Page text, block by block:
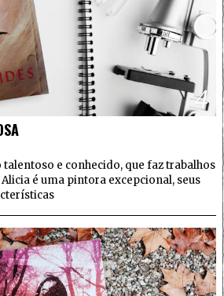
4
e conhecido, que faz trabalhos
é uma pintora excepcional, seus